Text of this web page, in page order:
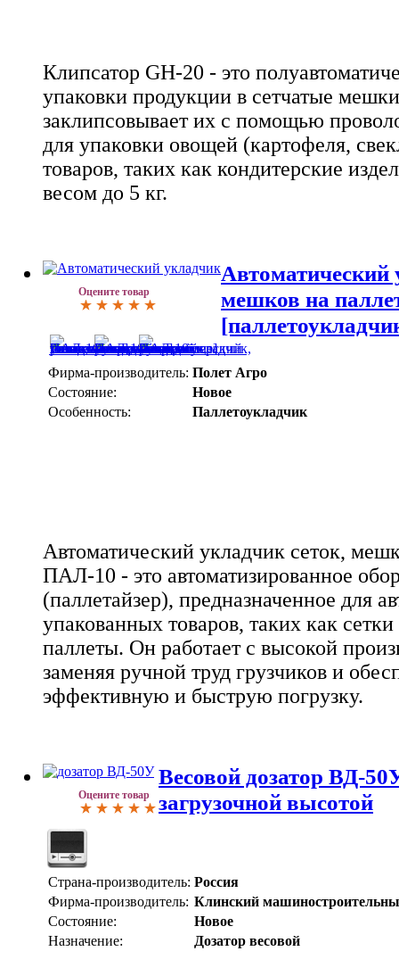
Клипсатор GH-20 - это
упаковки продукции в сетчатые
заклипсовывает их с помощью
для упаковки овощей (картофеля,
товаров, таких как кондитерские
весом до 5 кг.
Оцените товар
Автоматический
мешков на
Фирма-производитель: Полет Агро
Состояние:
Новое
Особенность:
Паллетоукладчик
Автоматический укладчик сеток,
ПАЛ-10 - это автоматизированное
(паллетайзер), предназначенное для
упакованных товаров, таких как
паллеты. Он работает с высокой
заменяя ручной труд грузчиков и
эффективную и быструю погрузку.
Оцените товар
Весовой дозатор ВД-
загрузочной высотой
Страна-производитель: Россия
Фирма-производитель: Клинский
Состояние:
Новое
Назначение:
Дозатор весовой